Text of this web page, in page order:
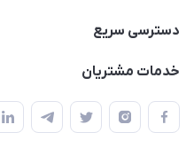
09124780957
دسترسی سریع
حساب کاربری
لیست محصولات
خدمات مشتریان
قوانین و مقررات
حریم خصوصی